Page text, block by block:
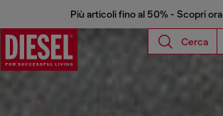
Più articoli fino al 50% - Scopri ora
Cerca